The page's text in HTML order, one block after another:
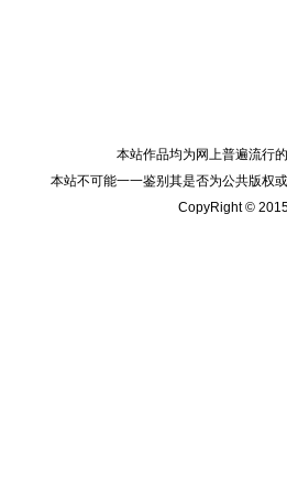
本站作品均为网上普遍流行
本站不可能一一鉴别其是否为公共版权
CopyRight ©